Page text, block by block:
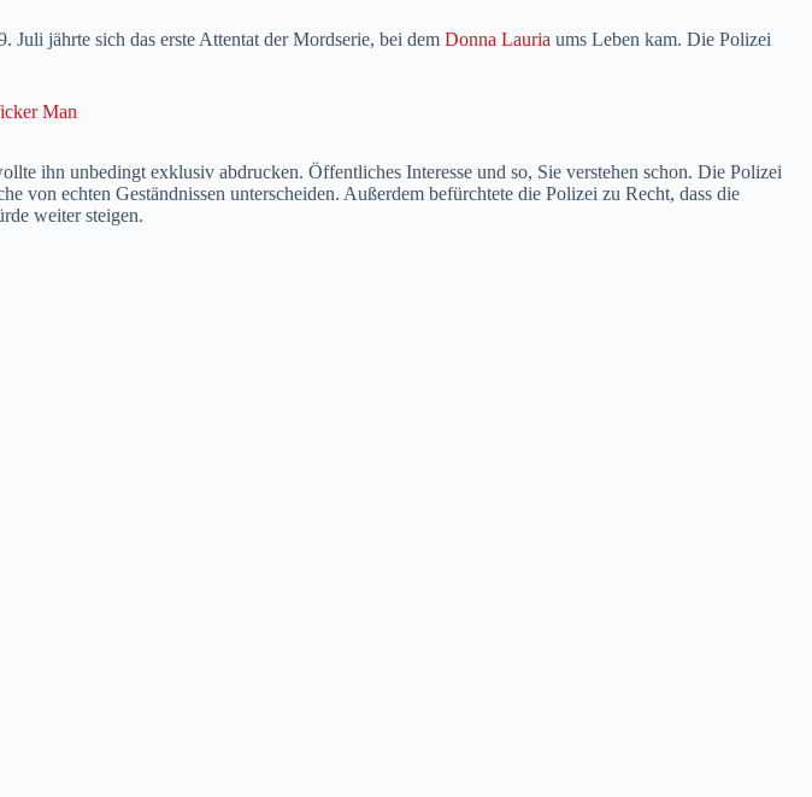
Juli jährte sich das erste Attentat der Mordserie, bei dem Donna Lauria ums Leben kam. Die Polizei
ihn unbedingt exklusiv abdrucken. Öffentliches Interesse und so, Sie verstehen schon. Die Polizei
von echten Geständnissen unterscheiden. Außerdem befürchtete die Polizei zu Recht, dass die
weiter steigen.